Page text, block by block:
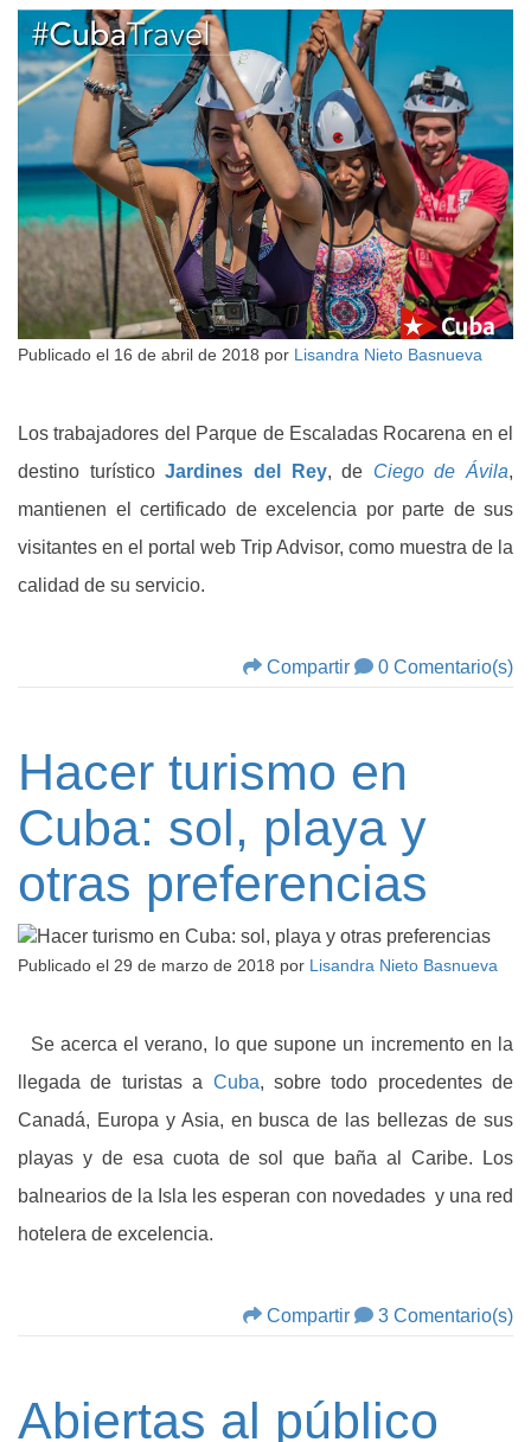
Publicado el 16 de abril de 2018 por Lisandra Nieto Basnueva
Los trabajadores del Parque de Escaladas Rocarena en el
destino turísticoJardines del Rey, de Ciego de Ávila,
mantienen el certificado de excelencia por parte de sus
visitantes en el portal web Trip Advisor, como muestra de la
calidad de su servicio.
Compartir 0 Comentario(s)
Hacer turismo en
Cuba: sol, playa y
otras preferencias
Publicado el 29 de marzo de 2018 por Lisandra Nieto Basnueva
Se acerca el verano, lo que supone un incremento en la
llegada de turistas a Cuba, sobre todo procedentes de
Canadá, Europa y Asia, en busca de las bellezas de sus
playas y de esa cuota de sol que baña al Caribe. Los
balnearios de la Isla les esperan con novedades y una red
hotelera de excelencia.
Compartir 3 Comentario(s)
Abiertas al público